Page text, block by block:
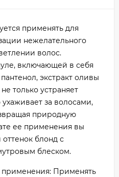
применять для
нежелательного
волос.
включающей в себя
экстракт оливы
только устраняет
за волосами,
природную
ее применения вы
блонд с
блеском.
Применять